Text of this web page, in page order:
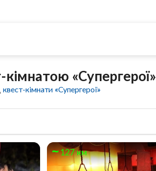
«Супергерої»
квест-кімнати «Супергерої»
127 км